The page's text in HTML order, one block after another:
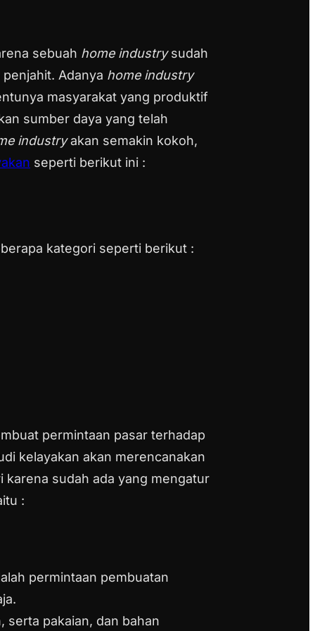
sebuah home industrysudah
Adanya home industry
masyarakat yang produktif
sumber daya yang telah
industryakan semakin kokoh,
seperti berikut ini :
kategori seperti berikut :
permintaan pasar terhadap
kelayakan akan merencanakan
sudah ada yang mengatur
:
permintaan pembuatan
serta pakaian, dan bahan